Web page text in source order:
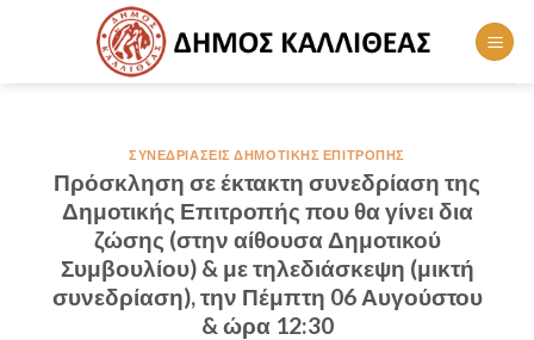
ΣΥΝΕΔΡΙΆΣΕΙΣ ΔΗΜΟΤΙΚΉΣ ΕΠΙΤΡΟΠΉΣ
Πρόσκληση σε έκτακτη συνεδρίαση της
Δημοτικής Επιτροπής που θα γίνει δια
ζώσης (στην αίθουσα Δημοτικού
Συμβουλίου) & με τηλεδιάσκεψη (μικτή
συνεδρίαση), την Πέμπτη 06 Αυγούστου
& ώρα 12:30